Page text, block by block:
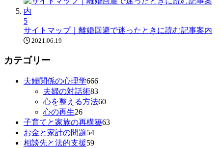
5
サイトマップ｜離婚回避で迷ったときに読む記事案内
2021.06.19
カテゴリー
夫婦関係の心理学666
夫婦の対話術83
心を整える方法60
心の再生26
子育てと家族の再構築63
お金と家計の問題54
相談先と法的支援59